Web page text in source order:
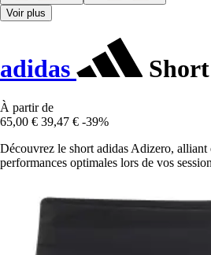
Voir plus
adidas
À partir de
65,00 € 39,47 € -39%
Découvrez le short adidas Adizero, alliant
performances optimales lors de vos